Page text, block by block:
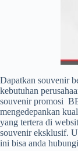
Dapatkan souvenir
kebutuhan
souvenir promosi
mengedepankan
yang tertera di
souvenir eksklusif.
ini bisa anda